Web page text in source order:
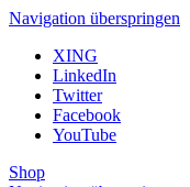
Navigation überspringen
XING
LinkedIn
Twitter
Facebook
YouTube
Shop